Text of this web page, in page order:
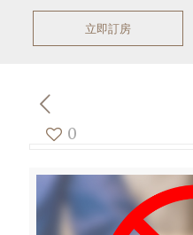
立即訂房
0